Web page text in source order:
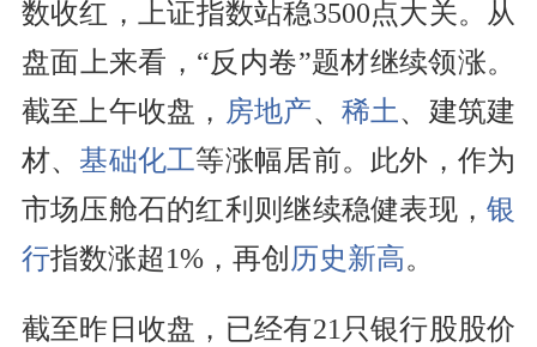
数收红，上证指数站稳3500点大关。从
盘面上来看，“反内卷”题材继续领涨。
截至上午收盘， 房地产、 稀土、建筑建
材、 基础化工等涨幅居前。此外，作为
市场压舱石的红利则继续稳健表现，银
行指数涨超1%，再创 历史新高。
截至昨日收盘，已经有21只银行股股价